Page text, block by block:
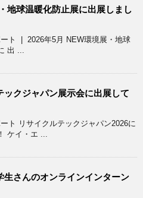
地球温暖化防止展に出展しまし
ト | 2026年5月 NEW環境展・地球
出 ...
ックジャパン展示会に出展して
ト リサイクルテックジャパン2026に
ケイ・エ ...
生さんのオンラインインターン